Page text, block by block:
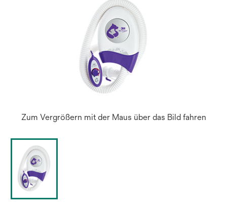
Zum Vergrößern mit der Maus über das Bild fahren